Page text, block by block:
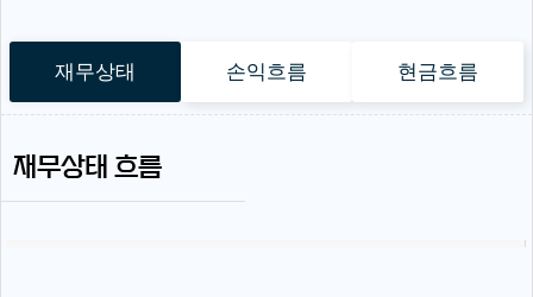
재무상태 손익흐름 현금흐름
재무상태 흐름